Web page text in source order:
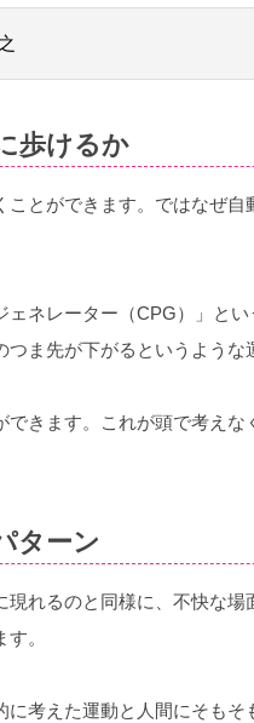
歩けるか
ことができます。ではなぜ
ェネレーター（CPG）」と
つま先が下がるというよう
できます。これが頭で考え
ターン
現れるのと同様に、不快な
。
に考えた運動と人間にそも